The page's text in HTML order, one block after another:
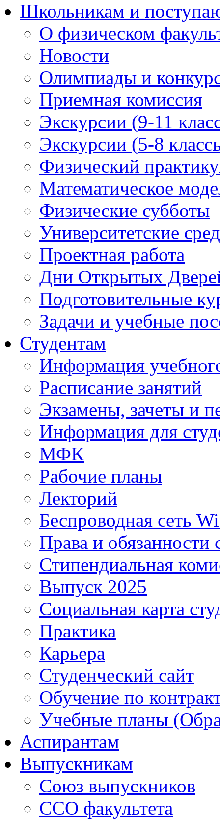
Школьникам и
О физическом
Новости
Олимпиады и
Приемная комиссия
Экскурсии (9-11
Экскурсии (5-8
Физический
Математическое
Физические субботы
Университетские
Проектная работа
Дни Открытых
Подготовительные
Задачи и учебные
Студентам
Информация
Расписание занятий
Экзамены, зачеты и
Информация для
МФК
Рабочие планы
Лекторий
Беспроводная сеть
Права и обязанности
Стипендиальная
Выпуск 2025
Социальная карта
Практика
Карьера
Студенческий сайт
Обучение по
Учебные планы
Аспирантам
Выпускникам
Союз выпускников
ССО факультета